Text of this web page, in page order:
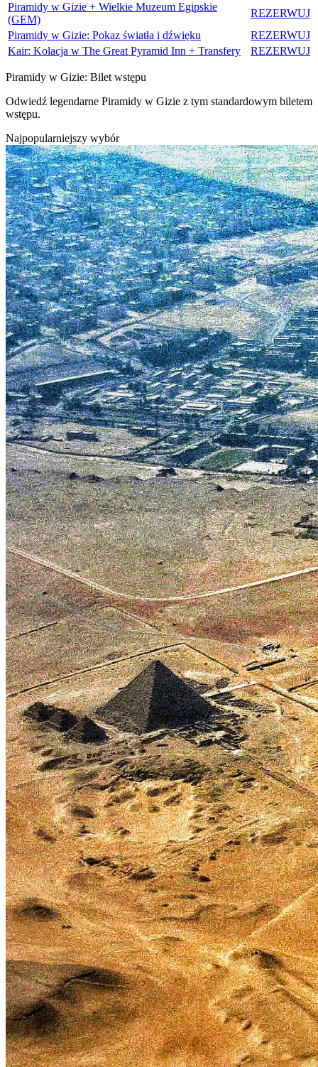
Piramidy w Gizie + Wielkie Muzeum Egipskie
(GEM)
REZERWUJ
Piramidy w Gizie: Pokaz światła i dźwięku
REZERWUJ
Kair: Kolacja w The Great Pyramid Inn + Transfery
REZERWUJ
Piramidy w Gizie: Bilet wstępu
Odwiedź legendarne Piramidy w Gizie z tym standardowym biletem
wstępu.
Najpopularniejszy wybór